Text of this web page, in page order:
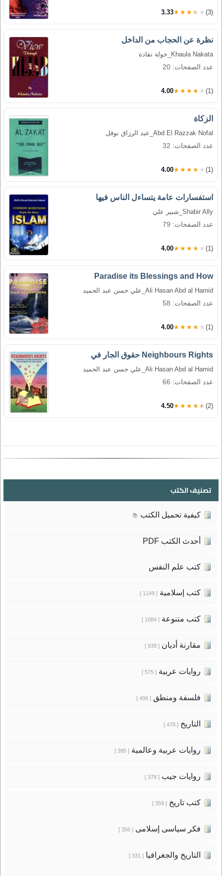
3.33★★★★★ (3)
نظرة عن الحجاب من الداخل
Khaula Nakata_خولة نقادة
عدد الصفحات: 20
4.00★★★★★ (1)
الزكاة
Abd El Razzak Nofal_عبد الرزاق نوفل
عدد الصفحات: 32
4.00★★★★★ (1)
استفسارات عامة يتساءل الناس فيها
Shabir Ally_شبير علي
عدد الصفحات: 79
4.00★★★★★ (1)
Paradise its Blessings and How
Ali Hasan Abd al Hamid_علي حسن عبد الحميد
عدد الصفحات: 58
4.00★★★★★ (1)
Neighbours Rights حقوق الجار في
Ali Hasan Abd al Hamid_علي حسن عبد الحميد
عدد الصفحات: 66
4.50★★★★★ (2)
تصنيف الكتب
كيفية تحميل الكتب 📚
أحدث الكتب PDF
كتب علم النفس
كتب إسلامية[ 1149 ]
كتب متنوعة[ 1084 ]
مقارنة أديان[ 939 ]
روايات عربية[ 575 ]
فلسفة ومنطق[ 496 ]
التاريخ[ 478 ]
روايات عربية وعالمية[ 395 ]
روايات جيب[ 378 ]
كتب تاريخ[ 359 ]
فكر سياسى إسلامى[ 356 ]
التاريخ والجغرافيا[ 331 ]